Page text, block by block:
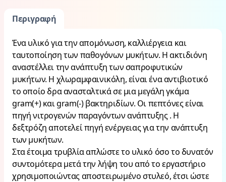
Περιγραφή
Ένα υλικό για την απομόνωση, καλλιέργεια και
ταυτοποίηση των παθογόνων μυκήτων. Η ακτιδιόνη
αναστέλλει την ανάπτυξη των σαπροφυτικών
μυκήτων. Η χλωραμφαινικόλη, είναι ένα αντιβιοτικό
το οποίο δρα ανασταλτικά σε μια μεγάλη γκάμα
gram(+) και gram(-) βακτηριδίων. Οι πεπτόνες είναι
πηγή νιτρογενών παραγόντων ανάπτυξης . Η
δεξτρόζη αποτελεί πηγή ενέργειας για την ανάπτυξη
των μυκήτων.
Στα έτοιμα τρυβλία απλώστε το υλικό όσο το δυνατόν
συντομότερα μετά την λήψη του από το εργαστήριο
χρησιμοποιώντας αποστειρωμένο στυλεό, έτσι ώστε